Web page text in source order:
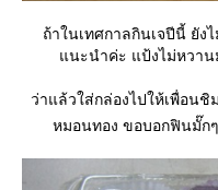
ถ้าในเทศกาลกินเจปีนี้ ยั
นะนำค่ะ แป้งไม่หวาน
ว่าแล้วใส่กล่องไปให้เพื่อน
หมอนทอง ขอบอกฟินมั๊ก